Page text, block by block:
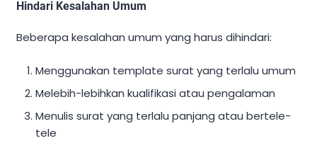
Hindari Kesalahan Umum
Beberapa kesalahan umum yang harus dihindari:
Menggunakan template surat yang terlalu umum
Melebih-lebihkan kualifikasi atau pengalaman
Menulis surat yang terlalu panjang atau bertele-
tele